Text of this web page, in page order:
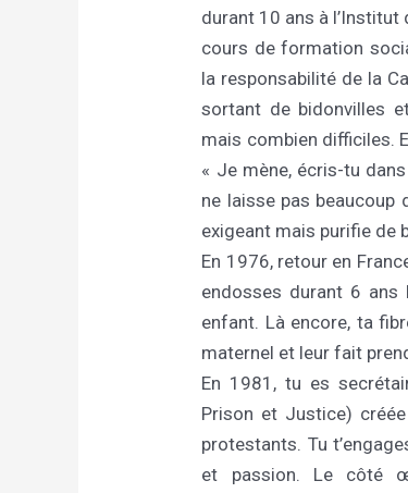
durant 10 ans à
cours de formation
la responsabilité de la
sortant de bidonvilles
mais combien difficiles.
« Je mène, écris-tu
ne laisse pas beaucoup
exigeant mais purifie de
En 1976, retour en
endosses durant 6 ans
enfant. Là encore, ta
maternel et leur fait
En 1981, tu es
Prison et Justice)
protestants. Tu
et passion. Le côté